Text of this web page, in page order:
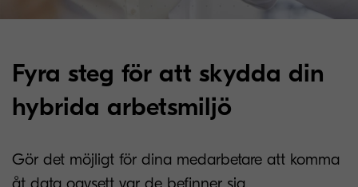
Fyra steg för att skydda din
hybrida arbetsmiljö
Gör det möjligt för dina medarbetare att komma